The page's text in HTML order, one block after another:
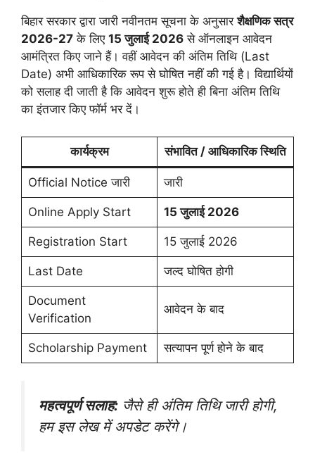
बिहार सरकार द्वारा जारी नवीनतम सूचना के अनुसारशैक्षणिक सत्र
2026-27 के लिए 15 जुलाई 2026 से ऑनलाइन आवेदन
आमंत्रित किए जाने हैं। वहीं आवेदन की अंतिम तिथि (Last
Date) अभी आधिकारिक रूप से घोषित नहीं की गई है। विद्यार्थियों
को सलाह दी जाती है कि आवेदन शुरू होते ही बिना अंतिम तिथि
का इंतजार किए फॉर्म भर दें।
कार्यक्रम संभावित / आधिकारिक स्थिति
Official Notice जारी जारी
Online Apply Start 15 जुलाई 2026
Registration Start 15 जुलाई 2026
Last Date जल्द घोषित होगी
Document
Verification
आवेदन के बाद
Scholarship Payment सत्यापन पूर्ण होने के बाद
महत्वपूर्ण सलाह: जैसे ही अंतिम तिथि जारी होगी,
हम इस लेख में अपडेट करेंगे।